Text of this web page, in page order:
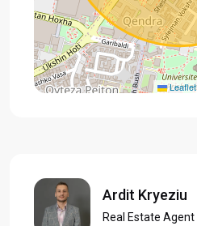
Leaflet
Ardit Kryeziu
Real Estate Agent